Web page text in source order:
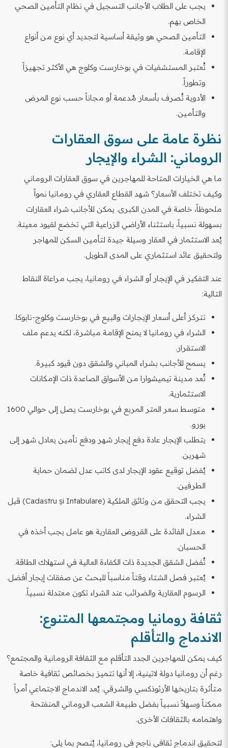
يجب على الطلاب الأجانب التسجيل في نظام التأمين الصحي
الخاص بهم.
التأمين الصحي هو وثيقة أساسية لتجديد أي نوع من أنواع
الإقامة.
تُعتبر المستشفيات في بوخارست وكلوج هي الأكثر تجهيزاً
وتطوراً.
الأدوية تُصرف بأسعار مُدعمة أو مجاناً حسب نوع المرض
والتأمين.
نظرة عامة على سوق العقارات
الروماني: الشراء والإيجار
ما هي الخيارات المتاحة للمهاجرين في سوق العقارات الروماني
وكيف تختلف الأسعار؟ شهد القطاع العقاري في رومانيا نمواً
ملحوظاً، خاصة في المدن الكبرى. يمكن للأجانب شراء العقارات
بسهولة نسبياً، باستثناء الأراضي الزراعية التي تخضع لقيود معينة.
يُعد الاستثمار في العقار وسيلة جيدة لتأمين السكن للمهاجر
ولتحقيق عائد استثماري على المدى الطويل.
عند التفكير في الإيجار أو الشراء في رومانيا، يجب مراعاة النقاط
التالية:
تتركز أعلى أسعار الإيجارات والبيع في بوخارست وكلوج-نابوكا.
الشراء في رومانيا لا يمنح الإقامة مباشرة، لكنه يدعم ملف
الاستقرار.
يسمح للأجانب بشراء المباني والشقق دون قيود كبيرة.
تُعد مدينة تيميشوارا من الأسواق الصاعدة ذات الإمكانات
الاستثمارية.
متوسط سعر المتر المربع في بوخارست يصل إلى حوالي 1600
يورو.
يتطلب الإيجار عادة دفع إيجار شهر ودفع تأمين يعادل شهر إلى
شهرين.
يُفضل توقيع عقود الإيجار لدى كاتب عدل لضمان حماية
الطرفين.
يجب التحقق من وثائق الملكية (Cadastru și Intabulare) قبل
الشراء.
معدل الفائدة على القروض العقارية هو عامل يجب أخذه في
الحسبان.
تُفضل الشقق الجديدة ذات الكفاءة العالية في استهلاك الطاقة.
يُعتبر فصل الشتاء وقتاً مناسباً للبحث عن صفقات إيجار أفضل.
الرسوم العقارية والضرائب عند الشراء تكون معتدلة نسبياً.
ثقافة رومانيا ومجتمعها المتنوع:
الاندماج والتأقلم
كيف يمكن للمهاجرين الجدد التأقلم مع الثقافة الرومانية والمجتمع؟
رغم أن رومانيا دولة لاتينية، إلا أنها تتميز بخصائص ثقافية خاصة
متأثرة بتاريخها الأرثوذكسي والشرقي. يُعد الاندماج الاجتماعي أمراً
ممكناً وسهلاً نسبياً بفضل طبيعة الشعب الروماني المنفتحة
واهتمامه بالثقافات الأخرى.
لتحقيق اندماج ثقافي ناجح في رومانيا، يُنصح بما يلي: